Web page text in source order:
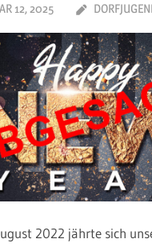
12, 2025
2022 jährte sich